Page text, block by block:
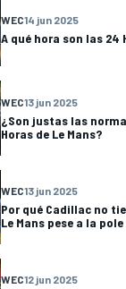
WEC14 jun 2025
A qué hora son las 24
WEC13 jun 2025
¿Son justas las
Horas de Le Mans?
WEC13 jun 2025
Por qué Cadillac no
Le Mans pese a la pole
WEC12 jun 2025